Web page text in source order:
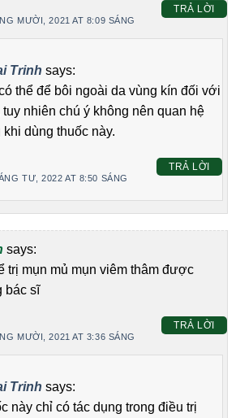
MƯỜI, 2021 AT 8:09 SÁNG
TRẢ LỜI
Trinh says:
thể để bôi ngoài da vùng kín đối với
tuy nhiên chú ý không nên quan hệ
khi dùng thuốc này.
TƯ, 2022 AT 8:50 SÁNG
TRẢ LỜI
says:
trị mụn mủ mụn viêm thâm được
bác sĩ
MƯỜI, 2021 AT 3:36 SÁNG
TRẢ LỜI
Trinh says:
này chỉ có tác dụng trong điều trị